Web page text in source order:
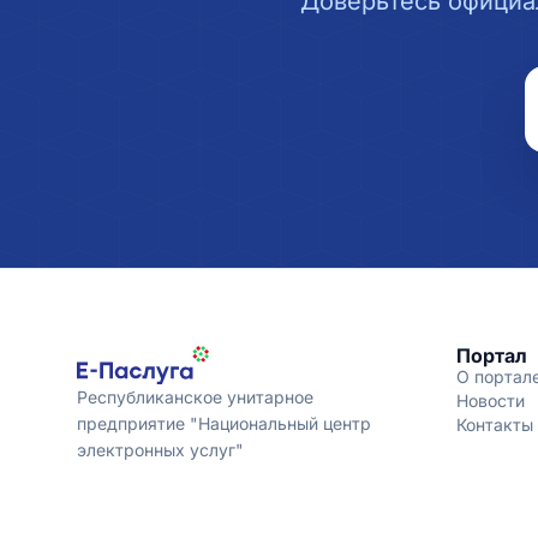
Республиканское унитарное
предприятие "Национальный центр
электронных услуг"
Портал
О
Новости
Контакты